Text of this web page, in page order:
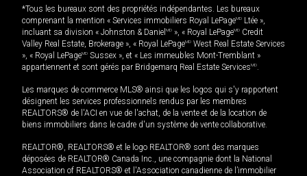
*Tous les bureaux sont des propriétés indépendantes. Les bureaux
comprenant la mention « Services immobiliers Royal LePageMD Ltée »,
incluant sa division « Johnston & Daniel MD », « Royal LePageMD Credit
Valley Real Estate, Brokerage », « Royal LePageMD West Real Estate Services
», « Royal LePageMD Sussex », et « Les immeubles Mont-Tremblant »
appartiennent et sont gérés par Bridgemarq Real Estate ServicesMD
Les marques de commerce MLS® ainsi que les logos qui s'y rapportent
désignent les services professionnels rendus par les membres
REALTORS® de l'ACI en vue de l'achat, de la vente et de la location de
biens immobiliers dans le cadre d'un système de vente collaborative.
REALTOR®, REALTORS® et le logo REALTOR® sont des marques
déposées de REALTOR® Canada Inc., une compagnie dont la National
Association of REALTORS® et l'Association canadienne de l’immobilier